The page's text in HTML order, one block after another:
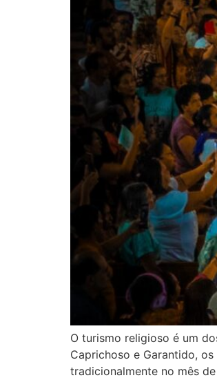
O turismo religioso é um
Caprichoso e Garantido,
tradicionalmente no mês